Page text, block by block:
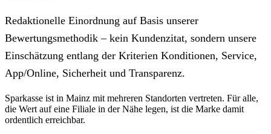
Redaktionelle Einordnung auf Basis unserer
Bewertungsmethodik – kein Kundenzitat, sondern unsere
Einschätzung entlang der Kriterien Konditionen, Service,
App/Online, Sicherheit und Transparenz.
Sparkasse ist in Mainz mit mehreren Standorten vertreten. Für alle,
die Wert auf eine Filiale in der Nähe legen, ist die Marke damit
ordentlich erreichbar.